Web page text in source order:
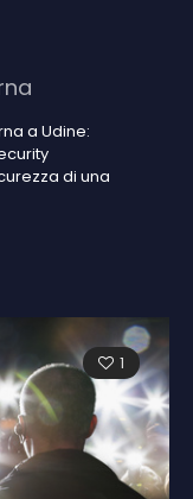
a Udine:
di una
1